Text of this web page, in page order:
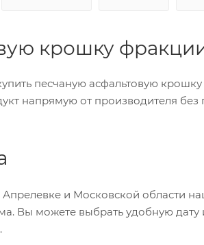
крошку
песчаную асфальтовую
напрямую от производителя
и Московской области
Вы можете выбрать удобную